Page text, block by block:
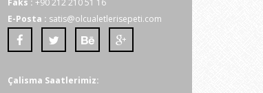
E-Posta : satis@olcualetlerisepeti.com
Çalisma Saatlerimiz: